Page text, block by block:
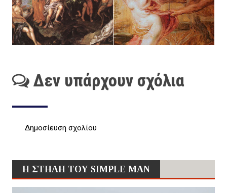
Δεν υπάρχουν σχόλια
Δημοσίευση σχολίου
Η ΣΤΗΛΗ ΤΟΥ SIMPLE MAN